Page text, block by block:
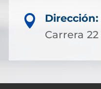

Dirección:
Carrera 22